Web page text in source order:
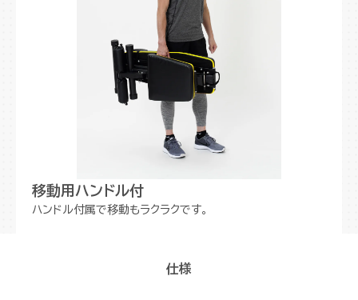
移動用ハンドル付
ハンドル付属で移動もラクラクです。
仕様